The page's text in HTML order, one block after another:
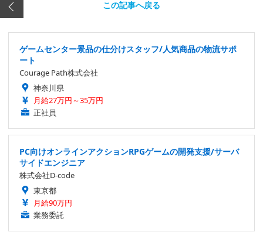
この記事へ戻る
ゲームセンター景品の仕分けスタッフ/人気商品の物流サポ
ート
Courage Path株式会社
神奈川県
月給27万円～35万円
正社員
PC向けオンラインアクションRPGゲームの開発支援/サーバ
サイドエンジニア
株式会社D-code
東京都
月給90万円
業務委託